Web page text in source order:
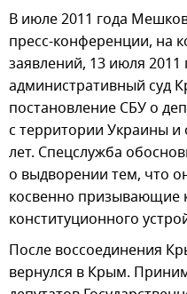
В июле 2011 года
пресс-конференции, на
заявлений, 13 июля
административный суд
постановление СБУ о
с территории Украины
лет. Спецслужба
о выдворении тем, что
косвенно призывающие
конституционного
После воссоединения
вернулся в Крым.